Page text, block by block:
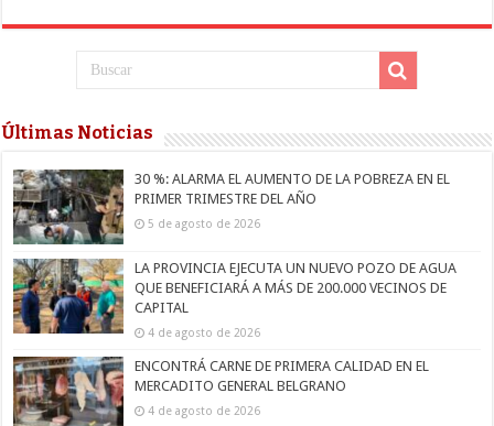
Últimas Noticias
30 %: ALARMA EL AUMENTO DE LA POBREZA EN EL
PRIMER TRIMESTRE DEL AÑO
5 de agosto de 2026
LA PROVINCIA EJECUTA UN NUEVO POZO DE AGUA
QUE BENEFICIARÁ A MÁS DE 200.000 VECINOS DE
CAPITAL
4 de agosto de 2026
ENCONTRÁ CARNE DE PRIMERA CALIDAD EN EL
MERCADITO GENERAL BELGRANO
4 de agosto de 2026